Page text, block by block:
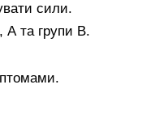
сили.
А та групи В.